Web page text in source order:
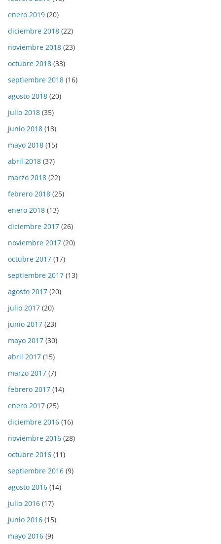
enero 2019 (20)
diciembre 2018 (22)
noviembre 2018 (23)
octubre 2018 (33)
septiembre 2018 (16)
agosto 2018 (20)
julio 2018 (35)
junio 2018 (13)
mayo 2018 (15)
abril 2018 (37)
marzo 2018 (22)
febrero 2018 (25)
enero 2018 (13)
diciembre 2017 (26)
noviembre 2017 (20)
octubre 2017 (17)
septiembre 2017 (13)
agosto 2017 (20)
julio 2017 (20)
junio 2017 (23)
mayo 2017 (30)
abril 2017 (15)
marzo 2017 (7)
febrero 2017 (14)
enero 2017 (25)
diciembre 2016 (16)
noviembre 2016 (28)
octubre 2016 (11)
septiembre 2016 (9)
agosto 2016 (14)
julio 2016 (17)
junio 2016 (15)
mayo 2016 (9)